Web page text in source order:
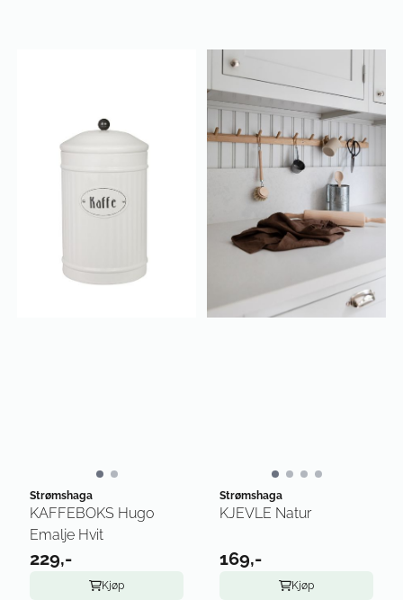
Strømshaga
KAFFEBOKS Hugo
Emalje Hvit
229,-
Kjøp
Strømshaga
KJEVLE Natur
169,-
Kjøp